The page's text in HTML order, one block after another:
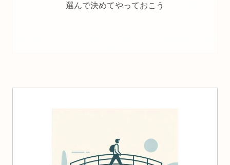
選んで決めてやっておこう